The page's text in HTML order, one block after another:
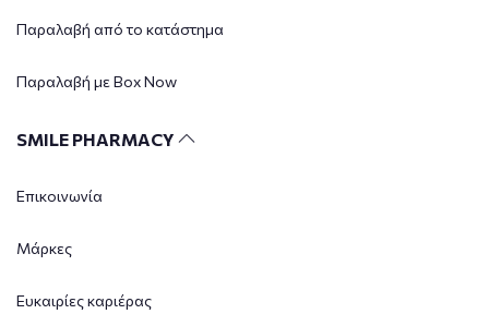
Παραλαβή από το κατάστημα
Παραλαβή με Box Now
SMILE PHARMACY
Επικοινωνία
Μάρκες
Ευκαιρίες καριέρας